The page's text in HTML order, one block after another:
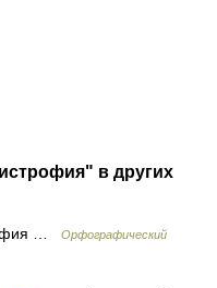
в других
…
Орфографический